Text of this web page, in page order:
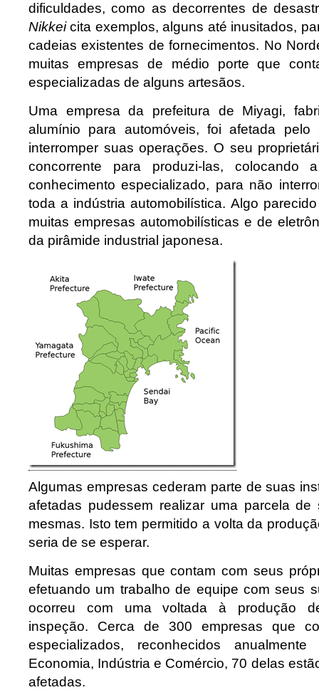
dificuldades, como as decorrentes de
Nikkeicita exemplos, alguns até inusitados,
cadeias existentes de fornecimentos. No
muitas empresas de médio porte que
especializadas de alguns artesãos.
Uma empresa da prefeitura de Miyagi,
alumínio para automóveis, foi afetada pelo
interromper suas operações. O seu
concorrente para produzi-las, colocando
conhecimento especializado, para não
toda a indústria automobilística. Algo
muitas empresas automobilísticas e de
da pirâmide industrial japonesa.
Algumas empresas cederam parte de suas
afetadas pudessem realizar uma parcela
mesmas. Isto tem permitido a volta da
seria de se esperar.
Muitas empresas que contam com seus
efetuando um trabalho de equipe com seus
ocorreu com uma voltada à produção
inspeção. Cerca de 300 empresas que
especializados, reconhecidos
Economia, Indústria e Comércio, 70 delas
afetadas.